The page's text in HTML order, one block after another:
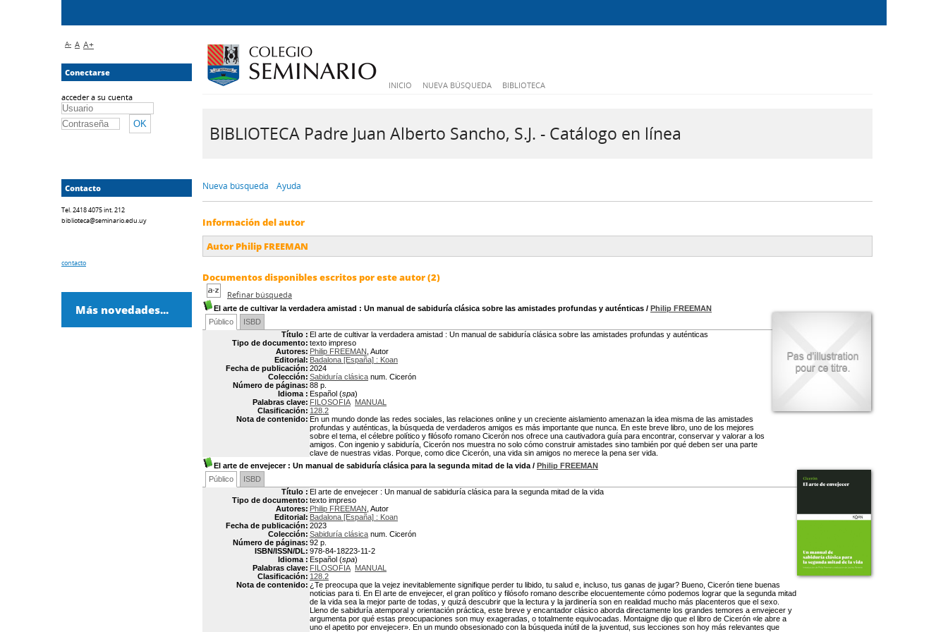
INICIO NUEVA BÚSQUEDA BIBLIOTECA
BIBLIOTECA Padre Juan Alberto Sancho, S.J. - Catálogo en línea
Nueva búsqueda Ayuda
Información del autor
Autor Philip FREEMAN
Documentos disponibles escritos por este autor (2)
Refinar búsqueda
El arte de cultivar la verdadera amistad : Un manual de sabiduría clásica sobre las amistades profundas y auténticas / Philip FREEMAN
Público
ISBD
Título : El arte de cultivar la verdadera amistad : Un manual de sabiduría clásica sobre las amistades profundas y auténticas
Tipo de documento: texto impreso
Autores: Philip FREEMAN , Autor
Editorial: Badalona [España] : Koan
Fecha de publicación: 2024
Colección: Sabiduría clásica num. Cicerón
Número de páginas: 88 p.
Idioma : Español (spa)
Palabras clave: FILOSOFIA MANUAL
Clasificación: 128.2
Nota de contenido: En un mundo donde las redes sociales, las relaciones online y un creciente aislamiento amenazan la idea misma de las amistades
profundas y auténticas, la búsqueda de verdaderos amigos es más importante que nunca. En este breve libro, uno de los mejores
sobre el tema, el célebre político y filósofo romano Cicerón nos ofrece una cautivadora guía para encontrar, conservar y valorar a los
amigos. Con ingenio y sabiduría, Cicerón nos muestra no solo cómo construir amistades sino también por qué deben ser una parte
clave de nuestras vidas. Porque, como dice Cicerón, una vida sin amigos no merece la pena ser vida.
El arte de envejecer: Un manual de sabiduría clásica para la segunda mitad de la vida / Philip FREEMAN
Público
ISBD
Título : El arte de envejecer : Un manual de sabiduría clásica para la segunda mitad de la vida
Tipo de documento: texto impreso
Autores: Philip FREEMAN , Autor
Editorial: Badalona [España] : Koan
Fecha de publicación: 2023
Colección: Sabiduría clásica num. Cicerón
Número de páginas: 92 p.
ISBN/ISSN/DL: 978-84-18223-11-2
Idioma : Español (spa)
Palabras clave: FILOSOFIA MANUAL
Clasificación: 128.2
Nota de contenido: ¿Te preocupa que la vejez inevitablemente signifique perder tu libido, tu salud e, incluso, tus ganas de jugar? Bueno, Cicerón tiene buenas
noticias para ti. En El arte de envejecer, el gran político y filósofo romano describe elocuentemente cómo podemos lograr que la segunda mitad
de la vida sea la mejor parte de todas, y quizá descubrir que la lectura y la jardinería son en realidad mucho más placenteros que el sexo.
Lleno de sabiduría atemporal y orientación práctica, este breve y encantador clásico aborda directamente los grandes temores a envejecer y
argumenta por qué estas preocupaciones son muy exageradas, o totalmente equivocadas. Montaigne dijo que el libro de Cicerón «le abre a
uno el apetito por envejecer». En un mundo obsesionado con la búsqueda inútil de la juventud, sus lecciones son hoy más relevantes que
A- A A+
Conectarse
acceder a su cuenta
Contacto
Tel. 2418 4075 int. 212
biblioteca@seminario.edu.uy
contacto
Más novedades...